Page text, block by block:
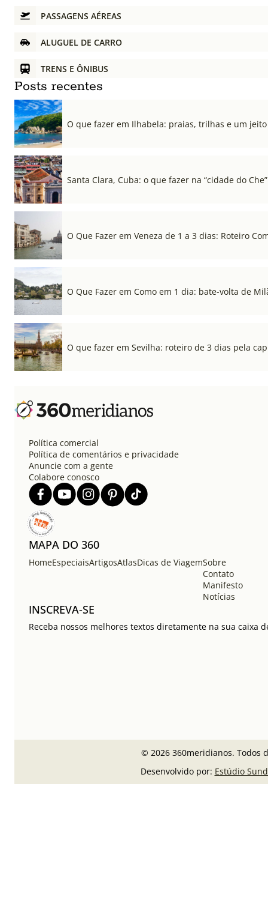
PASSAGENS AÉREAS
ALUGUEL DE CARRO
TRENS E ÔNIBUS
Posts recentes
O que fazer em Ilhabela: praias, trilhas e um
Santa Clara, Cuba: o que fazer na “cidade do Che”
O Que Fazer em Veneza de 1 a 3 dias: Roteiro
O Que Fazer em Como em 1 dia: bate-volta de
O que fazer em Sevilha: roteiro de 3 dias pela
Política comercial
Política de comentários e privacidade
Anuncie com a gente
Colabore conosco
MAPA DO 360
HomeEspeciaisArtigosAtlasDicas de ViagemSobre
Contato
Manifesto
Notícias
INSCREVA-SE
Receba nossos melhores textos diretamente na sua caixa
© 2026 360meridianos. Todos
Desenvolvido por: Estúdio